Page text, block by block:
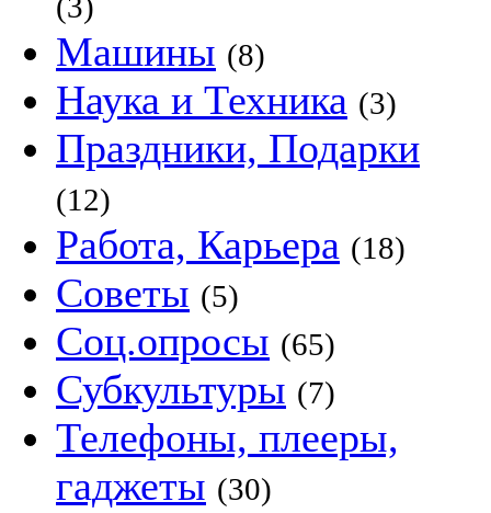
Машины (8)
Наука и Техника (3)
Праздники, Подарки
(12)
Работа, Карьера (18)
Советы (5)
Соц.опросы (65)
Субкультуры (7)
Телефоны, плееры,
гаджеты (30)